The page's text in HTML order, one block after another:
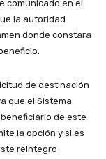
comunicado en el
la autoridad
donde constara
de destinación
que el Sistema
de este
la opción y si es
reintegro